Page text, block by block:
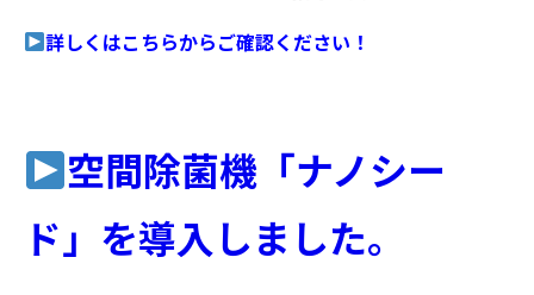
詳しくはこちらからご確認ください！
空間除菌機「ナノシー
ド」を導入しました。